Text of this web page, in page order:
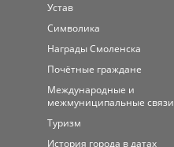
Устав
Символика
Награды Смоленска
Почётные граждане
Международные и
межмуниципальные связи
Туризм
История города в датах